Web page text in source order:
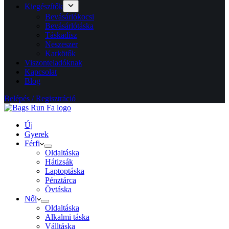
Kiegészítők
Bevásárlókocsi
Bevásárlótáska
Táskadísz
Neszeszer
Karkötők
Viszonteladóknak
Kapcsolat
Blog
Belépés / Regisztráció
Új
Gyerek
Férfi
Oldaltáska
Hátizsák
Laptoptáska
Pénztárca
Övtáska
Női
Oldaltáska
Alkalmi táska
Válltáska